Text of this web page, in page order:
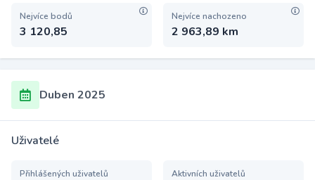
Nejvíce bodů
3 120,85
Nejvíce nachozeno
2 963,89 km
Duben 2025
Uživatelé
Přihlášených uživatelů Aktivních uživatelů